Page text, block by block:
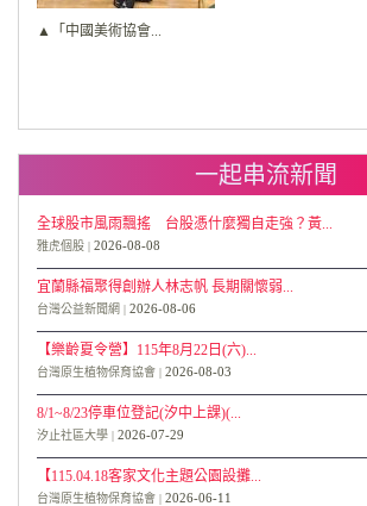
▲「中國美術協會...
一起串流新聞
全球股市風雨飄搖 台股憑什麼獨自走強？黃...
雅虎個股 2026-08-08
宜蘭縣福聚得創辦人林志帆 長期關懷弱...
台灣公益新聞網 2026-08-06
【樂齡夏令營】115年8月22日(六)...
台灣原生植物保育協會 2026-08-03
8/1~8/23停車位登記(汐中上課)(...
汐止社區大學 2026-07-29
【115.04.18客家文化主題公園設攤...
台灣原生植物保育協會 2026-06-11